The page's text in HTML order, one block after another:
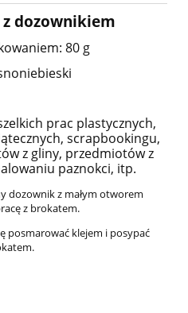
dozownikiem
80 g
prac plastycznych,
scrapbookingu,
z gliny, przedmiotów z
paznokci, itp.
dozownik z małym otworem
z brokatem.
posmarować klejem i posypać